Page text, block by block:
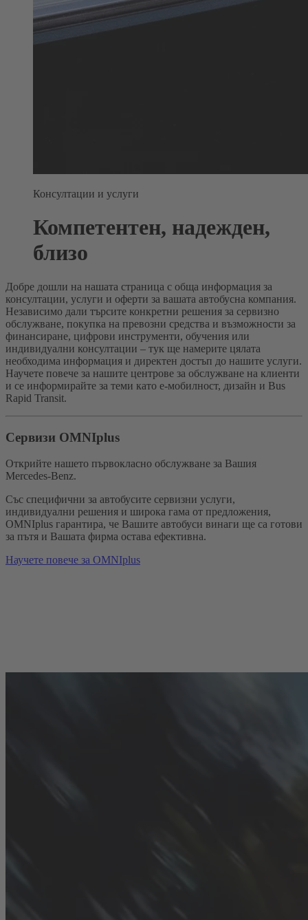
Консултации и услуги
Компетентен, надежден,
близо
Добре дошли на нашата страница с обща информация за
консултации, услуги и оферти за вашата автобусна компания.
Независимо дали търсите конкретни решения за сервизно
обслужване, покупка на превозни средства и възможности за
финансиране, цифрови инструменти, обучения или
индивидуални консултации – тук ще намерите цялата
необходима информация и директен достъп до нашите услуги.
Научете повече за нашите центрове за обслужване на клиенти
и се информирайте за теми като е-мобилност, дизайн и Bus
Rapid Transit.
Сервизи OMNIplus
Открийте нашето първокласно обслужване за Вашия
Mercedes-Benz.
Със специфични за автобусите сервизни услуги,
индивидуални решения и широка гама от предложения,
OMNIplus гарантира, че Вашите автобуси винаги ще са готови
за пътя и Вашата фирма остава ефективна.
Научете повече за OMNIplus